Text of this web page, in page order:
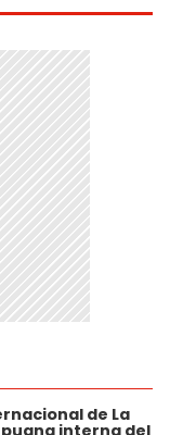
de La
interna del